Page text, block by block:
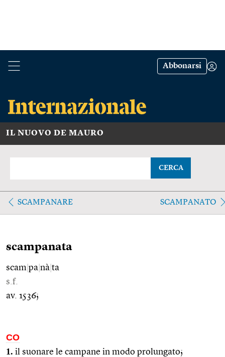
Abbonarsi
IL NUOVO DE MAURO
CERCA
SCAMPANARE SCAMPANATO
scampanata
scam pa nà ta
s.f.
av. 1536;
CO
1. il suonare le campane in modo prolungato;